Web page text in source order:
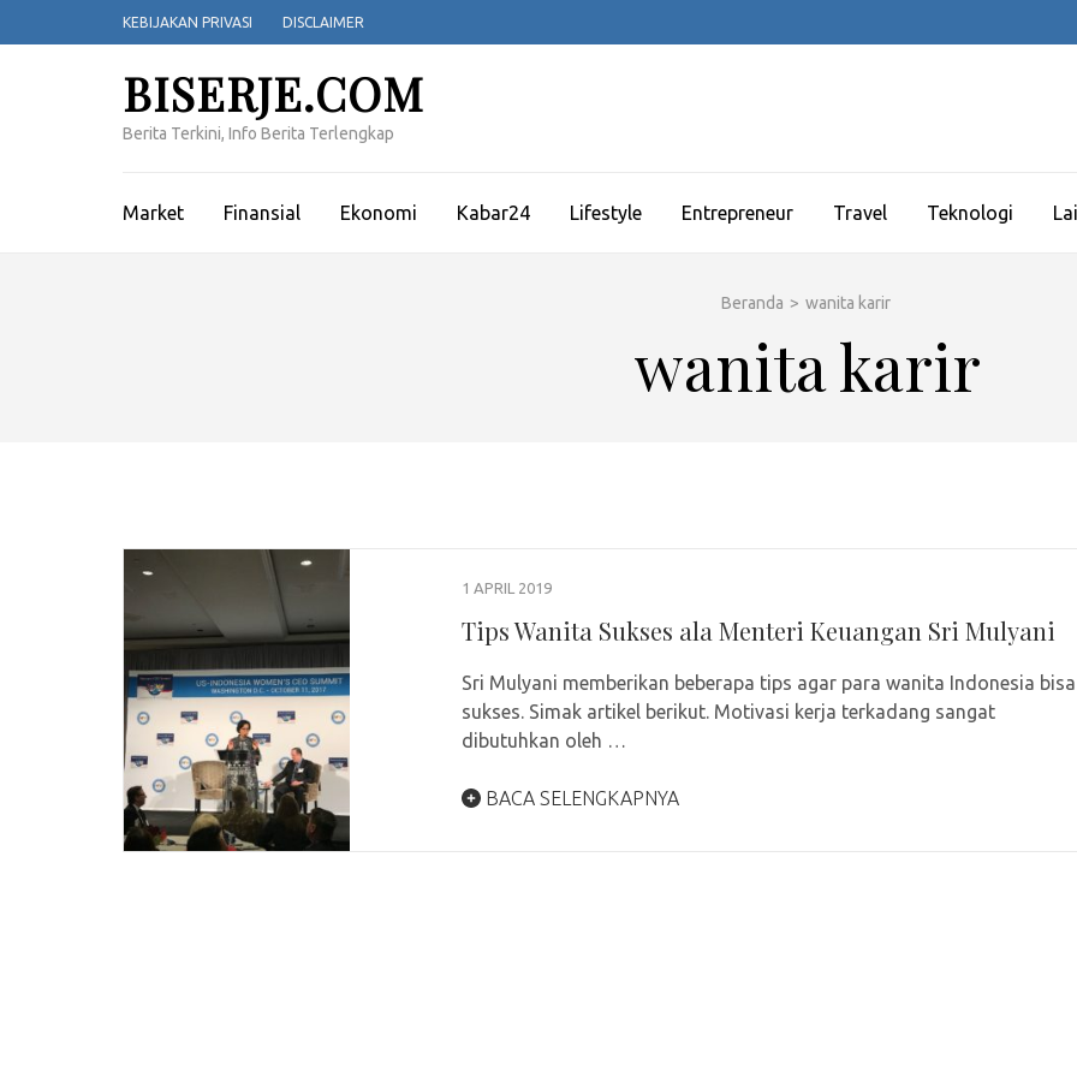
ke
KEBIJAKAN PRIVASI DISCLAIMER
BISERJE.COM
Berita Terkini, Info Berita Terlengkap
Market Finansial Ekonomi Kabar24 Lifestyle Entrepreneur Travel Teknologi
Beranda > wanita karir
wanita karir
1 APRIL 2019
Tips Wanita Sukses ala Menteri Keuangan Sri Mulyani
Sri Mulyani memberikan beberapa tips agar para wanita Indonesia bisa
sukses. Simak artikel berikut. Motivasi kerja terkadang sangat
dibutuhkan oleh …
BACA SELENGKAPNYA